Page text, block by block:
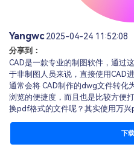
Yangwc 2025-04-24 11:52:08
分享到：
CAD是一款专业的制图软件，通过
于非制图人员来说，直接使用CAD
通常会将 CAD制作的dwg文件转化
浏览的便捷度，而且也是比较方便
换pdf格式的文件呢？其实使用万兴
下